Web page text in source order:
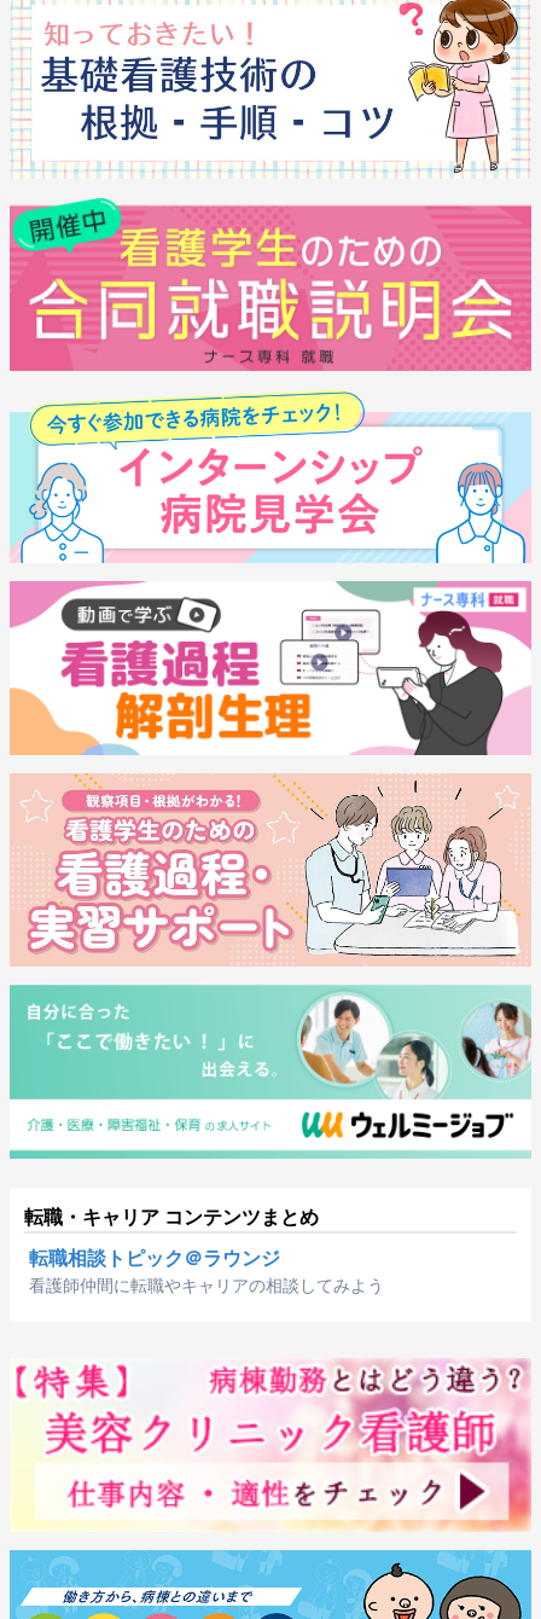
転職・キャリア コンテンツまとめ
転職相談トピック＠ラウンジ
看護師仲間に転職やキャリアの相談してみよう